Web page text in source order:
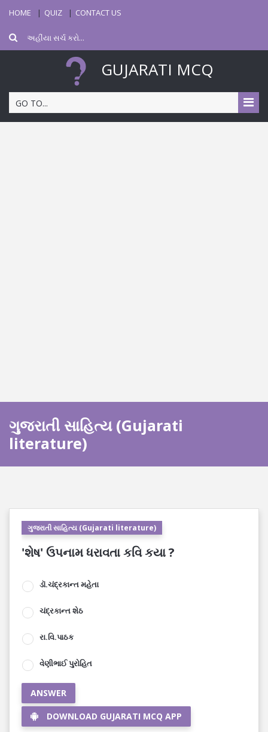
HOME QUIZ CONTACT US
GUJARATI MCQ
GO TO...
ગુજરાતી સાહિત્ય (Gujarati
literature)
ગુજરાતી સાહિત્ય (Gujarati literature)
'શેષ' ઉપનામ ધરાવતા કવિ કયા ?
ડૉ.ચંદ્રકાન્ત મહેતા
ચંદ્રકાન્ત શેઠ
રા.વિ.પાઠક
વેણીભાઈ પુરોહિત
ANSWER
DOWNLOAD GUJARATI MCQ APP